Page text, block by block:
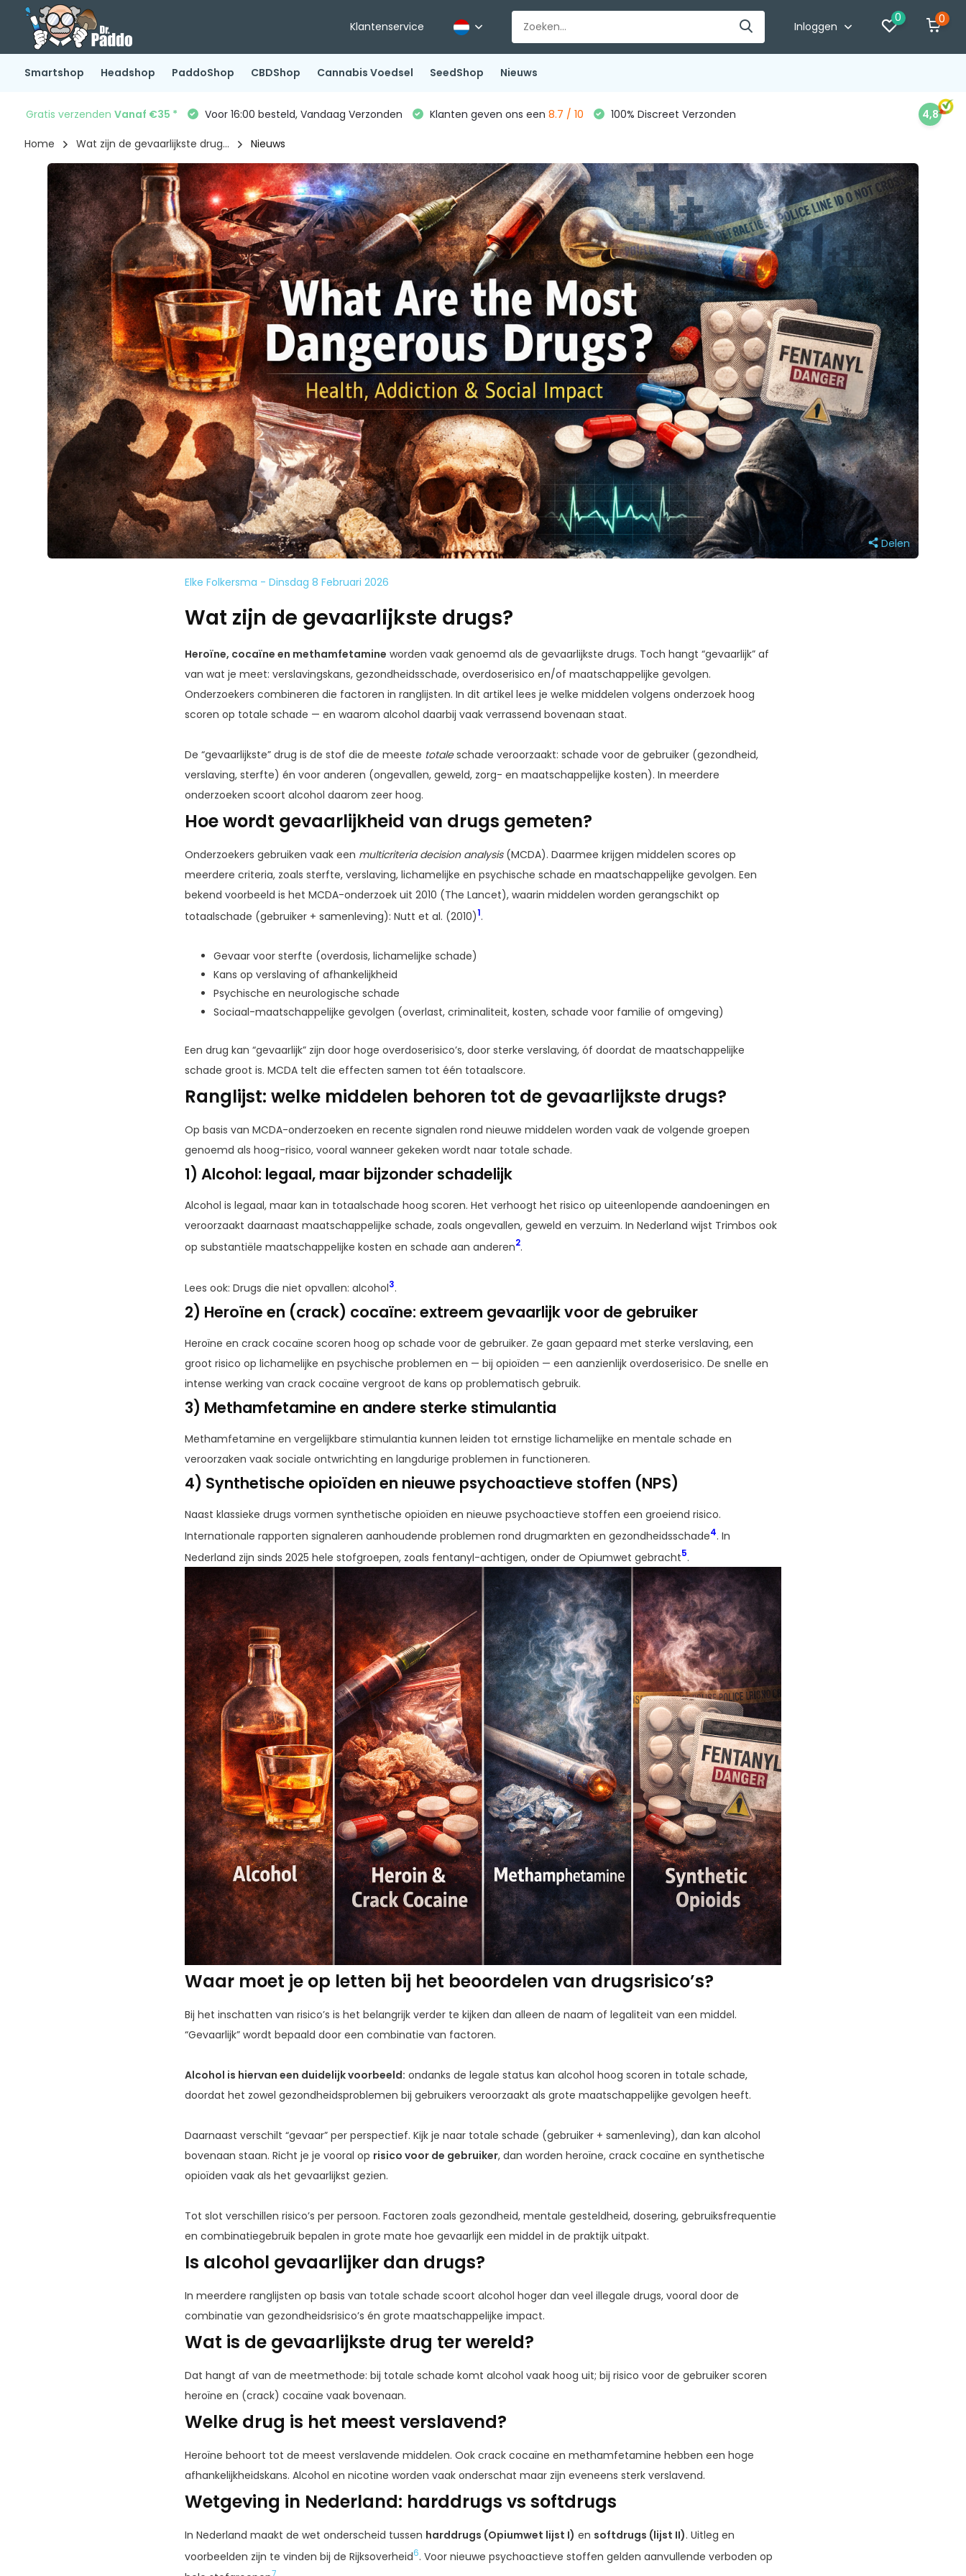
Klantenservice Inloggen
0 0
Smartshop Headshop PaddoShop CBDShop Cannabis Voedsel SeedShop Nieuws
Gratis verzenden Vanaf €35 * Voor 16:00 besteld, Vandaag Verzonden Klanten geven ons een 8.7 / 10 100% Discreet Verzonden 4,8
Home Wat zijn de gevaarlijkste drug... Nieuws
Delen
Elke Folkersma - Dinsdag 8 Februari 2026
Wat zijn de gevaarlijkste drugs?
Heroïne, cocaïne en methamfetamine worden vaak genoemd als de gevaarlijkste drugs. Toch hangt “gevaarlijk” af
van wat je meet: verslavingskans, gezondheidsschade, overdoserisico en/of maatschappelijke gevolgen.
Onderzoekers combineren die factoren in ranglijsten. In dit artikel lees je welke middelen volgens onderzoek hoog
scoren op totale schade — en waarom alcohol daarbij vaak verrassend bovenaan staat.
De “gevaarlijkste” drug is de stof die de meeste totaleschade veroorzaakt: schade voor de gebruiker (gezondheid,
verslaving, sterfte) én voor anderen (ongevallen, geweld, zorg- en maatschappelijke kosten). In meerdere
onderzoeken scoort alcohol daarom zeer hoog.
Hoe wordt gevaarlijkheid van drugs gemeten?
Onderzoekers gebruiken vaak een multicriteria decision analysis(MCDA). Daarmee krijgen middelen scores op
meerdere criteria, zoals sterfte, verslaving, lichamelijke en psychische schade en maatschappelijke gevolgen. Een
bekend voorbeeld is het MCDA-onderzoek uit 2010 (The Lancet), waarin middelen worden gerangschikt op
totaalschade (gebruiker + samenleving): Nutt et al. (2010)1.
Gevaar voor sterfte (overdosis, lichamelijke schade)
Kans op verslaving of afhankelijkheid
Psychische en neurologische schade
Sociaal-maatschappelijke gevolgen (overlast, criminaliteit, kosten, schade voor familie of omgeving)
Een drug kan “gevaarlijk” zijn door hoge overdoserisico’s, door sterke verslaving, óf doordat de maatschappelijke
schade groot is. MCDA telt die effecten samen tot één totaalscore.
Ranglijst: welke middelen behoren tot de gevaarlijkste drugs?
Op basis van MCDA-onderzoeken en recente signalen rond nieuwe middelen worden vaak de volgende groepen
genoemd als hoog-risico, vooral wanneer gekeken wordt naar totale schade.
1) Alcohol: legaal, maar bijzonder schadelijk
Alcohol is legaal, maar kan in totaalschade hoog scoren. Het verhoogt het risico op uiteenlopende aandoeningen en
veroorzaakt daarnaast maatschappelijke schade, zoals ongevallen, geweld en verzuim. In Nederland wijst Trimbos ook
op substantiële maatschappelijke kosten en schade aan anderen2.
Lees ook: Drugs die niet opvallen: alcohol3.
2) Heroïne en (crack) cocaïne: extreem gevaarlijk voor de gebruiker
Heroïne en crack cocaïne scoren hoog op schade voor de gebruiker. Ze gaan gepaard met sterke verslaving, een
groot risico op lichamelijke en psychische problemen en — bij opioïden — een aanzienlijk overdoserisico. De snelle en
intense werking van crack cocaïne vergroot de kans op problematisch gebruik.
3) Methamfetamine en andere sterke stimulantia
Methamfetamine en vergelijkbare stimulantia kunnen leiden tot ernstige lichamelijke en mentale schade en
veroorzaken vaak sociale ontwrichting en langdurige problemen in functioneren.
4) Synthetische opioïden en nieuwe psychoactieve stoffen (NPS)
Naast klassieke drugs vormen synthetische opioïden en nieuwe psychoactieve stoffen een groeiend risico.
Internationale rapporten signaleren aanhoudende problemen rond drugmarkten en gezondheidsschade4. In
Nederland zijn sinds 2025 hele stofgroepen, zoals fentanyl-achtigen, onder de Opiumwet gebracht5.
Waar moet je op letten bij het beoordelen van drugsrisico’s?
Bij het inschatten van risico’s is het belangrijk verder te kijken dan alleen de naam of legaliteit van een middel.
“Gevaarlijk” wordt bepaald door een combinatie van factoren.
Alcohol is hiervan een duidelijk voorbeeld: ondanks de legale status kan alcohol hoog scoren in totale schade,
doordat het zowel gezondheidsproblemen bij gebruikers veroorzaakt als grote maatschappelijke gevolgen heeft.
Daarnaast verschilt “gevaar” per perspectief. Kijk je naar totale schade (gebruiker + samenleving), dan kan alcohol
bovenaan staan. Richt je je vooral op risico voor de gebruiker, dan worden heroïne, crack cocaïne en synthetische
opioïden vaak als het gevaarlijkst gezien.
Tot slot verschillen risico’s per persoon. Factoren zoals gezondheid, mentale gesteldheid, dosering, gebruiksfrequentie
en combinatiegebruik bepalen in grote mate hoe gevaarlijk een middel in de praktijk uitpakt.
Is alcohol gevaarlijker dan drugs?
In meerdere ranglijsten op basis van totale schade scoort alcohol hoger dan veel illegale drugs, vooral door de
combinatie van gezondheidsrisico’s én grote maatschappelijke impact.
Wat is de gevaarlijkste drug ter wereld?
Dat hangt af van de meetmethode: bij totale schade komt alcohol vaak hoog uit; bij risico voor de gebruiker scoren
heroïne en (crack) cocaïne vaak bovenaan.
Welke drug is het meest verslavend?
Heroïne behoort tot de meest verslavende middelen. Ook crack cocaïne en methamfetamine hebben een hoge
afhankelijkheidskans. Alcohol en nicotine worden vaak onderschat maar zijn eveneens sterk verslavend.
Wetgeving in Nederland: harddrugs vs softdrugs
In Nederland maakt de wet onderscheid tussen harddrugs (Opiumwet lijst I) en softdrugs (lijst II). Uitleg en
voorbeelden zijn te vinden bij de Rijksoverheid6. Voor nieuwe psychoactieve stoffen gelden aanvullende verboden op